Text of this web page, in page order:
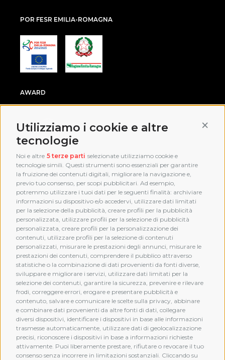
Utilizziamo i cookie e altre
tecnologie
Noi e altre 5 terze parti selezionate utilizziamo cookie e
tecnologie simili. Questi strumenti sono essenziali per garantire
la fruizione dei contenuti digitali, migliorare la navigazione e,
previo tuo consenso, per scopi pubblicitari. Ad esempio,
potremmo utilizzare i tuoi dati per le seguenti finalità: archiviare
informazioni su dispositivo e/o accedervi, utilizzare dati limitati
per la selezione della pubblicità, creare profili per la pubblicità
personalizzata, utilizzare profili per la selezione di pubblicità
personalizzata, creare profili per la personalizzazione dei
contenuti, utilizzare profili per la selezione di contenuti
personalizzati, misurare le prestazioni degli annunci, misurare le
prestazioni dei contenuti, comprendere il pubblico attraverso
statistiche o la combinazione di dati provenienti da fonti diverse,
sviluppare e migliorare i servizi, utilizzare dati limitati per la
selezione dei contenuti, garantire la sicurezza, prevenire e rilevare
frodi, correggere errori, erogare e presentare pubblicità e
contenuto, salvare e comunicare le scelte sulla privacy, abbinare
e combinare dati provenienti da altre fonti di dati, collegare
diversi dispositivi, identificare i dispositivi in base alle informazioni
trasmesse automaticamente, utilizzare dati di geolocalizzazione
precisi, riconoscere i dispositivi in base a informazioni richieste
attivamente. Puoi liberamente prestare, rifiutare o revocare il tuo
consenso senza incorrere in limitazioni sostanziali. Cliccando su
POR FESR EMILIA-ROMAGNA
AWARD
MEMBERSHIP